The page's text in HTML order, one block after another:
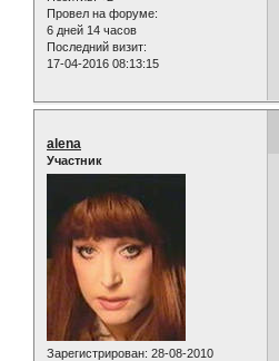
Провел на форуме:
6 дней 14 часов
Последний визит:
17-04-2016 08:13:15
alena
Участник
Зарегистрирован: 28-08-2010